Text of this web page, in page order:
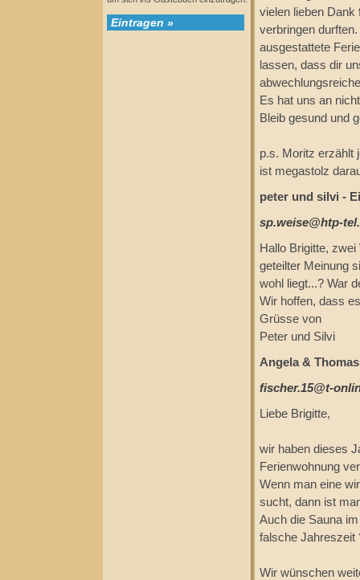
Eintragen »
vielen lieben Dank
verbringen
ausgestattete
lassen, dass dir
Es hat uns an
Bleib gesund und
p.s. Moritz erzählt
ist megastolz
peter und silvi -
sp.weise@htp-
Hallo Brigitte,
geteilter Meinung
wohl liegt...? War
Wir hoffen, dass
Grüsse von
Peter und Silvi
Angela &
fischer.15@t-
Liebe Brigitte,
wir haben dieses
Ferienwohnung
Wenn man eine
sucht, dann ist
Auch die Sauna
falsche Jahreszeit
Wir wünschen